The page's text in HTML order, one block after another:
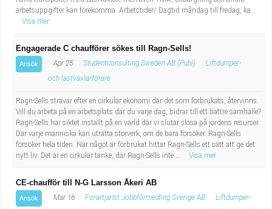
arbetsuppgifter kan förekomma. Arbetstider/ Dagtid måndag till fredag, ka...
Visa mer
Engagerade C chaufförer sökes till Ragn-Sells!
Ansök Apr 25 Studentconsulting Sweden AB (Publ)
Liftdumper-
och lastväxlarförare
Ragn-Sells strävar efter en cirkulär ekonomi där det som förbrukats, återvinns.
Vill du arbeta på en arbetsplats där du varje dag, bidrar till ett bättre samhälle?
Ragn-Sells har siktet inställt på en värld där vi slutar slösa på jordens resurser.
Där varje människa kan uträtta storverk, om de bara försöker. Ragn-Sells
försöker hela tiden. När något är förbrukat hittar Ragn-Sells ett sätt att ge det
nytt liv. Det är en cirkulär tanke, där Ragn-Sells inte ...
Visa mer
CE-chaufför till N-G Larsson Åkeri AB
Ansök Mar 16 Förartjänst Jobbförmedling Sverige AB
Liftdumper-